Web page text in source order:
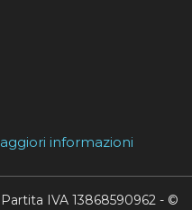
informazioni
IVA 13868590962 - ©